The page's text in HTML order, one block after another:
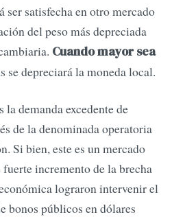
ser satisfecha en otro mercado
del peso más depreciada
Cuando mayor sea
se depreciará la moneda local.
la demanda excedente de
de la denominada operatoria
Si bien, este es un mercado
incremento de la brecha
lograron intervenir el
bonos públicos en dólares